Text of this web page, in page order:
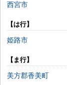
西宮市
【は行】
姫路市
【ま行】
美方郡香美町